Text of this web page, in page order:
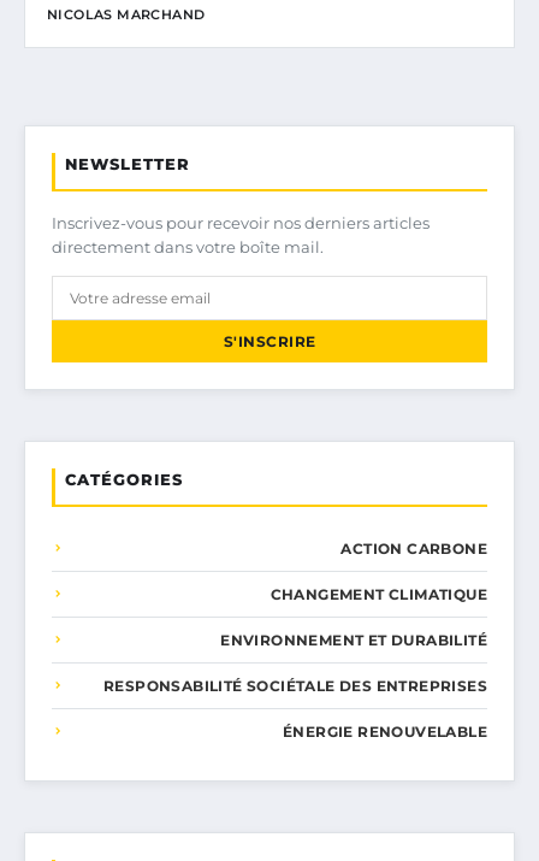
NICOLAS MARCHAND
NEWSLETTER
Inscrivez-vous pour recevoir nos derniers articles
directement dans votre boîte mail.
S'INSCRIRE
CATÉGORIES
ACTION CARBONE
CHANGEMENT CLIMATIQUE
ENVIRONNEMENT ET DURABILITÉ
RESPONSABILITÉ SOCIÉTALE DES ENTREPRISES
ÉNERGIE RENOUVELABLE